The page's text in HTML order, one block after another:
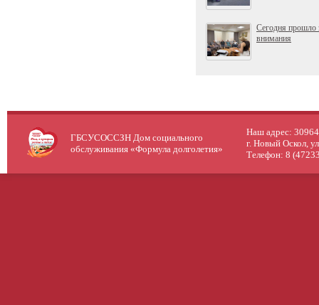
Сегодня прошло
внимания
ГБСУСОССЗН Дом социального
обслуживания «Формула долголетия»
Наш адрес:
г. Новый Оскол,
Телефон: 8